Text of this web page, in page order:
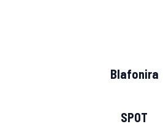
Blafonira
SPOT